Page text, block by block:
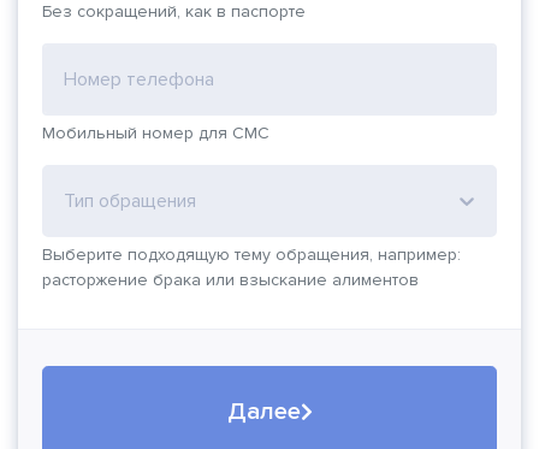
Без сокращений, как в паспорте
Номер телефона
Мобильный номер для СМС
Тип обращения
Выберите подходящую тему обращения, например:
расторжение брака или взыскание алиментов
Далее